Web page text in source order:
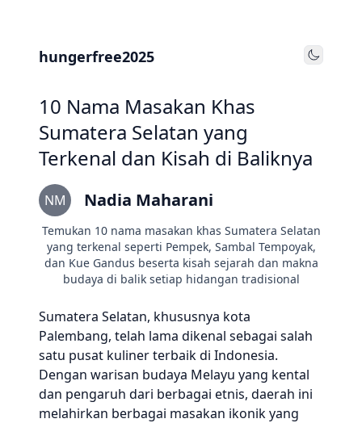
hungerfree2025 Toggle
10 Nama Masakan Khas
Sumatera Selatan yang
Terkenal dan Kisah di Baliknya
NM Nadia Maharani
Temukan 10 nama masakan khas Sumatera Selatan
yang terkenal seperti Pempek, Sambal Tempoyak,
dan Kue Gandus beserta kisah sejarah dan makna
budaya di balik setiap hidangan tradisional
Sumatera Selatan, khususnya kota
Palembang, telah lama dikenal sebagai salah
satu pusat kuliner terbaik di Indonesia.
Dengan warisan budaya Melayu yang kental
dan pengaruh dari berbagai etnis, daerah ini
melahirkan berbagai masakan ikonik yang